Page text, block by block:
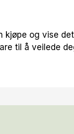
kjøpe og vise
til å veilede